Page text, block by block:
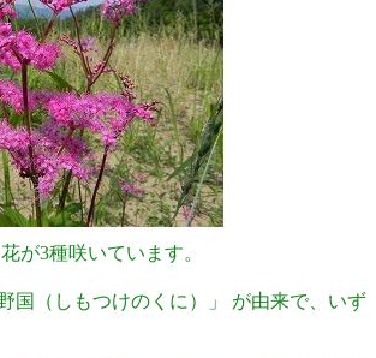
が3種咲いています。
国（しもつけのくに）」 が由来で、いず